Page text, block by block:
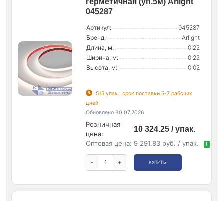
герметичная (уп.5м) Arlight
045287
Артикул:
045287
Бренд:
Arlight
Длина, м:
0.22
Ширина, м:
0.22
Высота, м:
0.02
515 упак., срок поставки 5-7 рабочих
дней
Обновлено 30.07.2026
Розничная
цена:
10 324.25 / упак.
Оптовая цена: 9 291.83 руб. / упак. !
- + КУПИТЬ